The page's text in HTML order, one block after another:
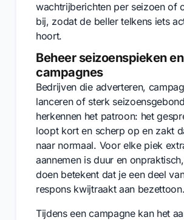
wachtrijberichten per seizoen of
bij, zodat de beller telkens iets
hoort.
Beheer seizoenspieken en
campagnes
Bedrijven die adverteren,
lanceren of sterk
herkennen het patroon: het
loopt kort en scherp op en zakt
naar normaal. Voor elke piek
aannemen is duur en
doen betekent dat je een deel
respons kwijtraakt aan bezettoon.
Tijdens een campagne kan het